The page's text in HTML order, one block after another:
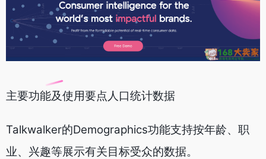
主要功能及使用要点人口统计数据
Talkwalker的Demographics功能支持按年龄、职
业、兴趣等展示有关目标受众的数据。